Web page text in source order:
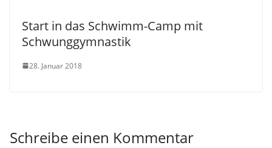
Start in das Schwimm-Camp mit
Schwunggymnastik
28. Januar 2018
Schreibe einen Kommentar